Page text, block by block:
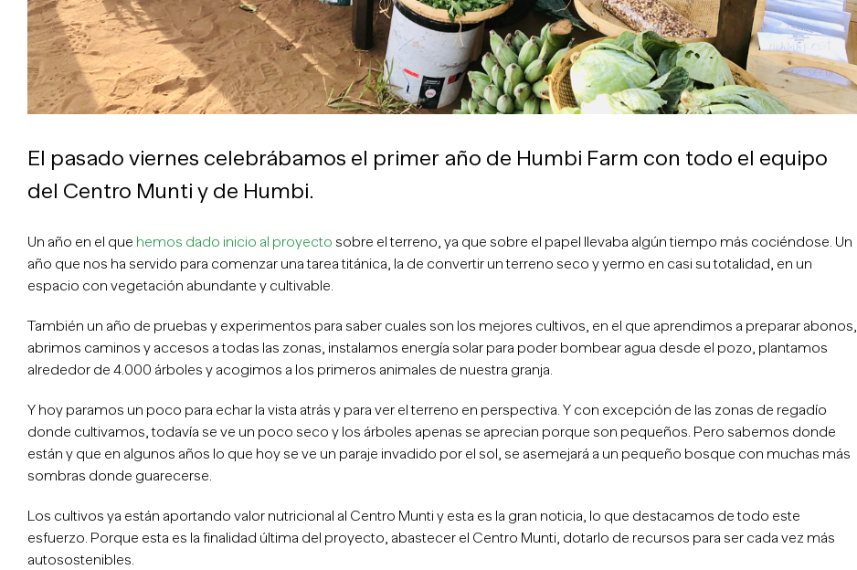
El pasado viernes celebrábamos el primer año de Humbi Farm con todo el equipo
del Centro Munti y de Humbi.
Un año en el que hemos dado inicio al proyecto sobre el terreno, ya que sobre el papel llevaba algún tiempo más cociéndose. Un
año que nos ha servido para comenzar una tarea titánica, la de convertir un terreno seco y yermo en casi su totalidad, en un
espacio con vegetación abundante y cultivable.
También un año de pruebas y experimentos para saber cuales son los mejores cultivos, en el que aprendimos a preparar abonos,
abrimos caminos y accesos a todas las zonas, instalamos energía solar para poder bombear agua desde el pozo, plantamos
alrededor de 4.000 árboles y acogimos a los primeros animales de nuestra granja.
Y hoy paramos un poco para echar la vista atrás y para ver el terreno en perspectiva. Y con excepción de las zonas de regadío
donde cultivamos, todavía se ve un poco seco y los árboles apenas se aprecian porque son pequeños. Pero sabemos donde
están y que en algunos años lo que hoy se ve un paraje invadido por el sol, se asemejará a un pequeño bosque con muchas más
sombras donde guarecerse.
Los cultivos ya están aportando valor nutricional al Centro Munti y esta es la gran noticia, lo que destacamos de todo este
esfuerzo. Porque esta es la finalidad última del proyecto, abastecer el Centro Munti, dotarlo de recursos para ser cada vez más
autosostenibles.